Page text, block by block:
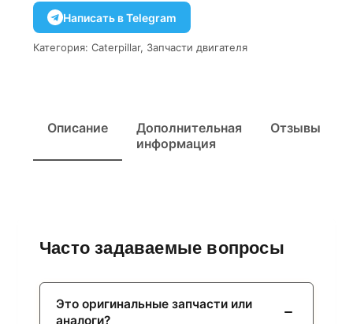
Написать в Telegram
Категория: Caterpillar, Запчасти двигателя
Описание
Дополнительная
информация
Отзывы
Часто задаваемые вопросы
Это оригинальные запчасти или
аналоги?